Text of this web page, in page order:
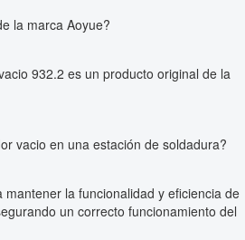
la marca Aoyue?
932.2 es un producto original de la
vacio en una estación de soldadura?
mantener la funcionalidad y eficiencia de
un correcto funcionamiento del